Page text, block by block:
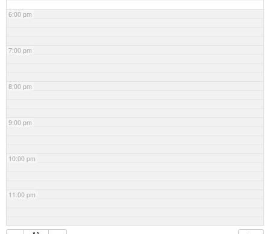
6:00 pm
7:00 pm
8:00 pm
9:00 pm
10:00 pm
11:00 pm